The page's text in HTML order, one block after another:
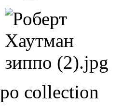
collection